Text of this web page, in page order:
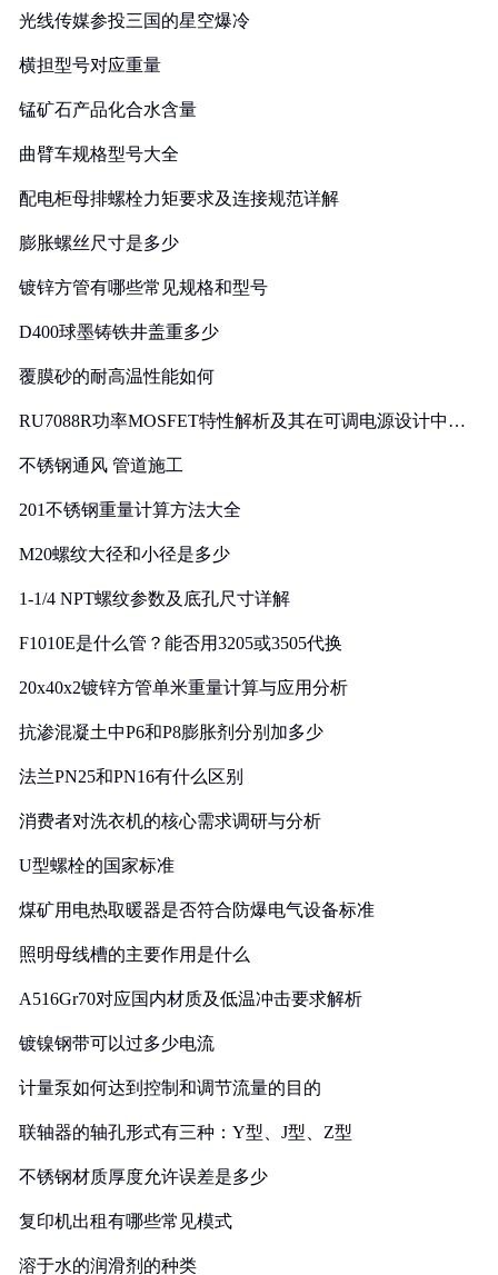
光线传媒参投三国的星空爆冷
横担型号对应重量
锰矿石产品化合水含量
曲臂车规格型号大全
配电柜母排螺栓力矩要求及连接规范详解
膨胀螺丝尺寸是多少
镀锌方管有哪些常见规格和型号
D400球墨铸铁井盖重多少
覆膜砂的耐高温性能如何
RU7088R功率MOSFET特性解析及其在可调电源设计中的
不锈钢通风 管道施工
201不锈钢重量计算方法大全
M20螺纹大径和小径是多少
1-1/4 NPT螺纹参数及底孔尺寸详解
F1010E是什么管？能否用3205或3505代换
20x40x2镀锌方管单米重量计算与应用分析
抗渗混凝土中P6和P8膨胀剂分别加多少
法兰PN25和PN16有什么区别
消费者对洗衣机的核心需求调研与分析
U型螺栓的国家标准
煤矿用电热取暖器是否符合防爆电气设备标准
照明母线槽的主要作用是什么
A516Gr70对应国内材质及低温冲击要求解析
镀镍钢带可以过多少电流
计量泵如何达到控制和调节流量的目的
联轴器的轴孔形式有三种：Y型、J型、Z型
不锈钢材质厚度允许误差是多少
复印机出租有哪些常见模式
溶于水的润滑剂的种类